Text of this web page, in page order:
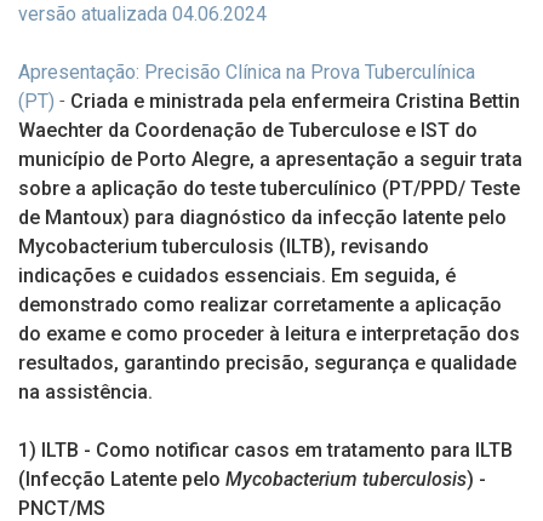
versão atualizada 04.06.2024
Apresentação: Precisão Clínica na Prova Tuberculínica
(PT) - Criada e ministrada pela enfermeira Cristina Bettin
Waechter da Coordenação de Tuberculose e IST do
município de Porto Alegre, a apresentação a seguir trata
sobre a aplicação do teste tuberculínico (PT/PPD/ Teste
de Mantoux) para diagnóstico da infecção latente pelo
Mycobacterium tuberculosis (ILTB), revisando
indicações e cuidados essenciais. Em seguida, é
demonstrado como realizar corretamente a aplicação
do exame e como proceder à leitura e interpretação dos
resultados, garantindo precisão, segurança e qualidade
na assistência.
1) ILTB - Como notificar casos em tratamento para ILTB
(Infecção Latente pelo Mycobacterium tuberculosis) -
PNCT/MS